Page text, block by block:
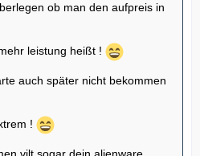
ob man den aufpreis in
leistung heißt !
auch später nicht bekommen
!